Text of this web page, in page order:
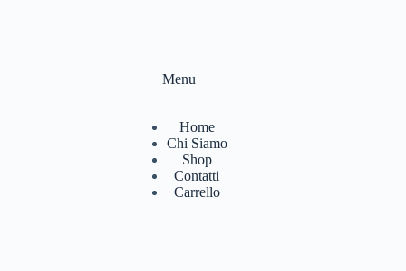
Menu
Home
Chi Siamo
Shop
Contatti
Carrello